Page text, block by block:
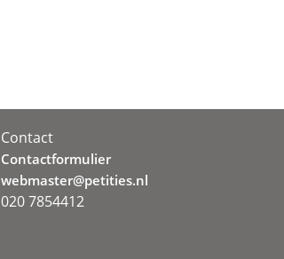
Contact
Contactformulier
webmaster@petities.nl
020 7854412